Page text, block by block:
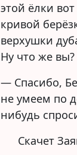
этой ёлки
кривой
верхушки
Ну что же
— Спасибо,
не умеем по
нибудь
Скачет